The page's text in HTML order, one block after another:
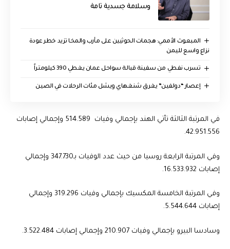
وسلامة جسدية تامة
المبعوث الأممي: هجمات الحوثيين على مأرب والمخا تزيد خطر عودة
نزاع واسع لليمن
تسرب نفطي من سفينة قبالة سواحل عمان يغطي 390 كيلومتراً
إعصار “دولفين” يغرق شنغهاي ويشل مئات الرحلات في الصين
في المرتبة الثالثة تأتي الهند بإجمالي وفيات 514.589 وإجمالي إصابات
42.951.556.
وفي المرتبة الرابعة روسيا من حيث عدد الوفيات بـ347.730 وإجمالي
إصابات 16.533.932.
وفي المرتبة الخامسة المكسيك بإجمالي وفيات 319.296 وإجمالي
إصابات 5.544.644.
وسادسا البيرو بإجمالي وفيات 210.907 وإجمالي إصابات 3.522.484.